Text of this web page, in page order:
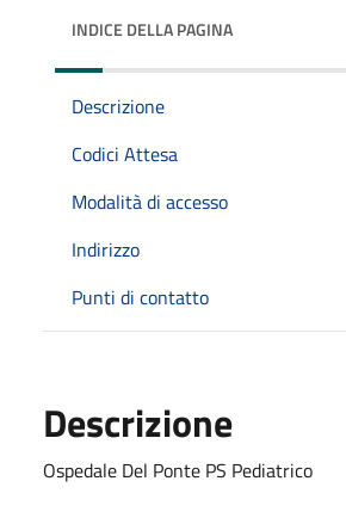
INDICE DELLA PAGINA
Descrizione
Codici Attesa
Modalità di accesso
Indirizzo
Punti di contatto
Descrizione
Ospedale Del Ponte PS Pediatrico